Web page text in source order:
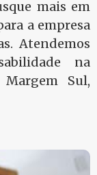
mais em
a empresa
Atendemos
na
Sul,